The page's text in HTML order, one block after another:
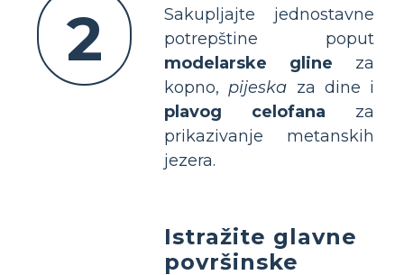
2
Sakupljajte jednostavne
potrepštine poput
modelarske gline za
kopno, pijeska za dine i
plavog celofana za
prikazivanje metanskih
jezera.
Istražite glavne
površinske